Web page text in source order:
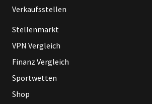
Verkaufsstellen
Stellenmarkt
VPN Vergleich
Finanz Vergleich
Sportwetten
Shop